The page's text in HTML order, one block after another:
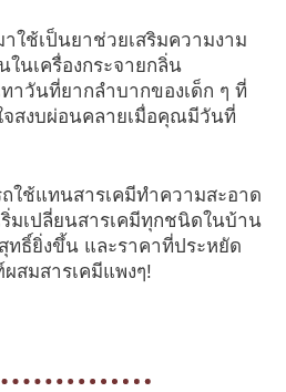
ใช้เป็นยาช่วยเสริมความงาม
นเครื่องกระจายกลิ่น
าวันที่ยากลำบากของเด็ก ๆ ที่
จสงบผ่อนคลายเมื่อคุณมีวันที่
ใช้แทนสารเคมีทำความสะอาด
มเปลี่ยนสารเคมีทุกชนิดในบ้าน
ธิ์ยิ่งขึ้น และราคาที่ประหยัด
สมสารเคมีแพงๆ!